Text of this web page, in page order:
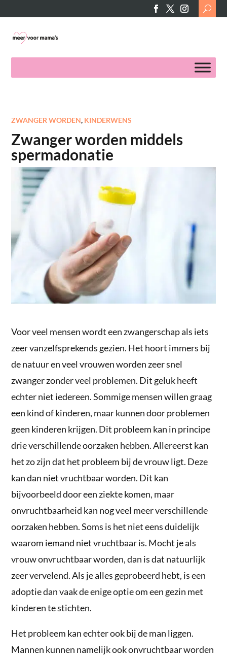
Search
for:
ZWANGER WORDEN, KINDERWENS
Zwanger worden middels
spermadonatie
Voor veel mensen wordt een zwangerschap als iets
zeer vanzelfsprekends gezien. Het hoort immers bij
de natuur en veel vrouwen worden zeer snel
zwanger zonder veel problemen. Dit geluk heeft
echter niet iedereen. Sommige mensen willen graag
een kind of kinderen, maar kunnen door problemen
geen kinderen krijgen. Dit probleem kan in principe
drie verschillende oorzaken hebben. Allereerst kan
het zo zijn dat het probleem bij de vrouw ligt. Deze
kan dan niet vruchtbaar worden. Dit kan
bijvoorbeeld door een ziekte komen, maar
onvruchtbaarheid kan nog veel meer verschillende
oorzaken hebben. Soms is het niet eens duidelijk
waarom iemand niet vruchtbaar is. Mocht je als
vrouw onvruchtbaar worden, dan is dat natuurlijk
zeer vervelend. Als je alles geprobeerd hebt, is een
adoptie dan vaak de enige optie om een gezin met
kinderen te stichten.
Het probleem kan echter ook bij de man liggen.
Mannen kunnen namelijk ook onvruchtbaar worden